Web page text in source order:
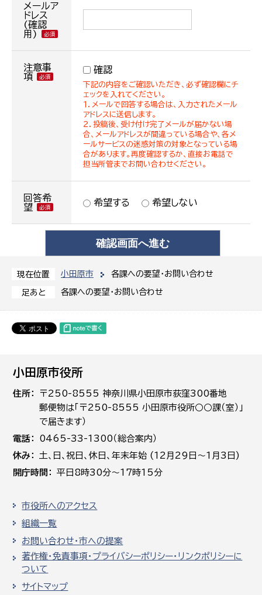
現在位置 小田原市 各課への要望・お問い合わせ
足あと 各課への要望・お問い合わせ
メールア
ドレス
(確認
用)
注意事
項
確認
下記の内容をご確認いただき、必ず確認欄にチ
ェックを入れてください。
１．メールで回答する場合は、入力されたメール
アドレスに送信します。
２．投稿後、受け付け完了メールが届かない場
合、メールアドレスが間違っている場合や、各メ
ールサービスの迷惑対策の対象となっている場
合があります。再度確認するか、直接お電話で
担当所管までお問い合わせください。
回答希
望
希望する 希望しない
小田原市役所
住所
〒250-8555 神奈川県小田原市荻窪300番地
郵便物は「〒250-8555 小田原市役所○○課（室）」
で届きます）
電話
0465-33-1300（総合案内）
休み
土､日､祝日、休日、年末年始 (12月29日～1月3日)
開庁時間
平日8時30分～17時15分
市役所へのアクセス
組織一覧
お問い合わせ・市への提案
著作権・免責事項・プライバシーポリシー・リンクポリシーに
ついて
サイトマップ